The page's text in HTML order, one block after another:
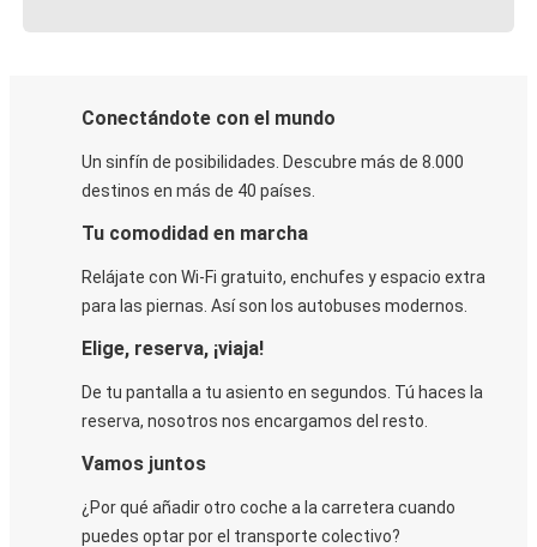
Conectándote con el mundo
Un sinfín de posibilidades. Descubre más de 8.000
destinos en más de 40 países.
Tu comodidad en marcha
Relájate con Wi-Fi gratuito, enchufes y espacio extra
para las piernas. Así son los autobuses modernos.
Elige, reserva, ¡viaja!
De tu pantalla a tu asiento en segundos. Tú haces la
reserva, nosotros nos encargamos del resto.
Vamos juntos
¿Por qué añadir otro coche a la carretera cuando
puedes optar por el transporte colectivo?